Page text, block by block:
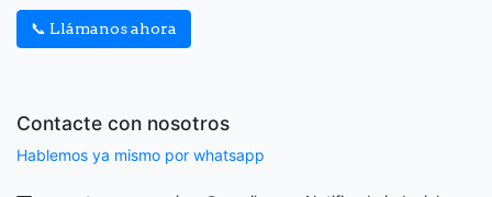
📞 Llámanos ahora
Contacte con nosotros
Hablemos ya mismo por whatsapp